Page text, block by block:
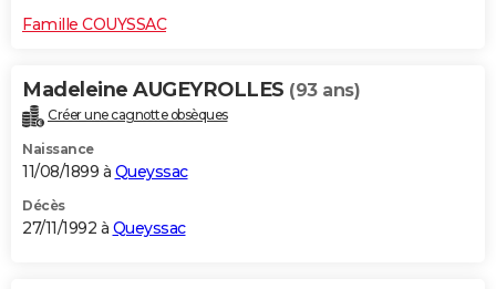
Famille COUYSSAC
Madeleine AUGEYROLLES (93 ans)
Créer une cagnotte obsèques
Naissance
11/08/1899 à Queyssac
Décès
27/11/1992 à Queyssac